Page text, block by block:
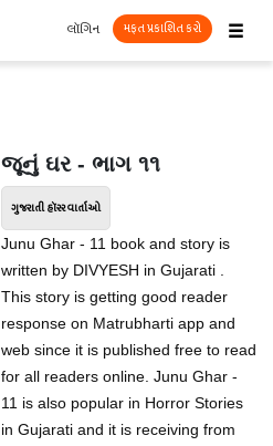
☰
લૉગિન મફત પ્રકાશિત કરો
જૂનું ઘર - ભાગ ૧૧
ગુજરાતી હૉરર વાર્તાઓ
Junu Ghar - 11 book and story is
written by DIVYESH in Gujarati .
This story is getting good reader
response on Matrubharti app and
web since it is published free to read
for all readers online. Junu Ghar -
11 is also popular in Horror Stories
in Gujarati and it is receiving from